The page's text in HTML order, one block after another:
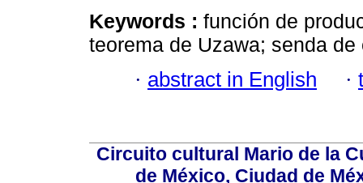
Keywords : función de
teorema de Uzawa; senda
· abstract in English ·
Circuito cultural Mario de la
de México, Ciudad de